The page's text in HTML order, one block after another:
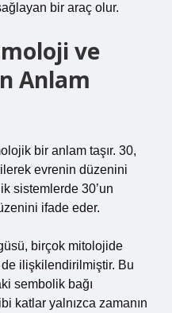
bir araç olur.
ve
Anlam
bir anlam taşır. 30,
evrenin düzenini
sistemlerde 30’un
ifade eder.
birçok mitolojide
ilişkilendirilmiştir. Bu
sembolik bağı
katlar yalnızca zamanın